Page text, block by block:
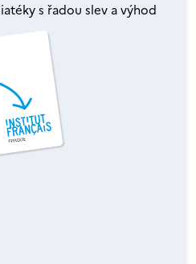
s řadou slev a výhod